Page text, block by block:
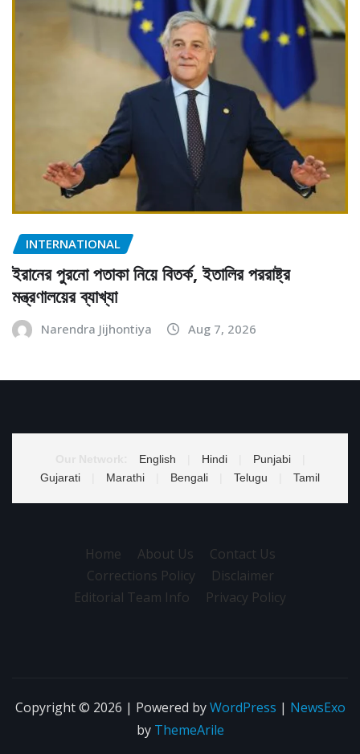
INTERNATIONAL
ইরানের পুরনো পতাকা নিয়ে বিতর্ক, ইতালির পররাষ্ট্র
মন্ত্রণালয়ের ব্যাখ্যা
Narendra Jijhontiya Aug 7, 2026
English Hindi Punjabi
Gujarati
Marathi Bengali Telugu Tamil
Home About Us
Contact Us
Corrections Policy
Disclaimer
Editorial Team Info
Privacy Policy
Copyright © 2026 | Powered byWordPress | NewsExo
by ThemeArile